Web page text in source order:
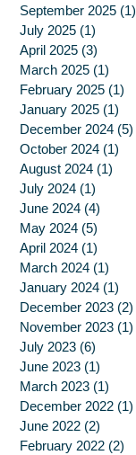
September 2025 (1)
July 2025 (1)
April 2025 (3)
March 2025 (1)
February 2025 (1)
January 2025 (1)
December 2024 (5)
October 2024 (1)
August 2024 (1)
July 2024 (1)
June 2024 (4)
May 2024 (5)
April 2024 (1)
March 2024 (1)
January 2024 (1)
December 2023 (2)
November 2023 (1)
July 2023 (6)
June 2023 (1)
March 2023 (1)
December 2022 (1)
June 2022 (2)
February 2022 (2)